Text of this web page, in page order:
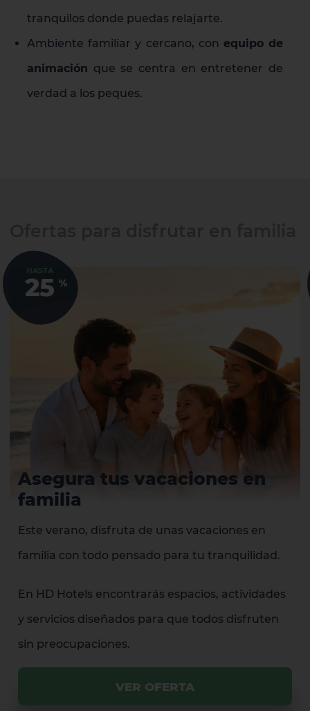
tranquilos donde puedas relajarte.
Ambiente familiar y cercano, con equipo de
animación que se centra en entretener de
verdad a los peques.
25 %
Asegura tus vacaciones en
familia
Este verano, disfruta de unas vacaciones en
familia con todo pensado para tu tranquilidad.
En HD Hotels encontrarás espacios, actividades
y servicios diseñados para que todos disfruten
sin preocupaciones.
VER OFERTA